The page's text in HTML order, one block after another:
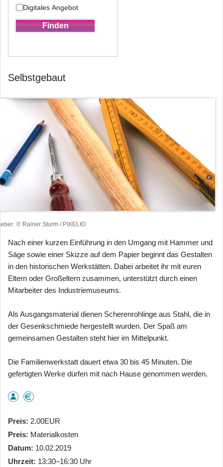
Digitales Angebot
Selbstgebaut
© Rainer Sturm / PIXELIO
Nach einer kurzen Einführung in den Umgang mit Hammer und
Säge sowie einer Skizze auf dem Papier beginnt das Gestalten
in den historischen Werkstätten. Dabei arbeitet ihr mit euren
Eltern oder Großeltern zusammen, unterstützt durch einen
Mitarbeiter des Industriemuseums.
Als Ausgangsmaterial dienen Scherenrohlinge aus Stahl, die in
der Gesenkschmiede hergestellt wurden. Der Spaß am
gemeinsamen Gestalten steht hier im Mittelpunkt.
Die Familienwerkstatt dauert etwa 30 bis 45 Minuten. Die
gefertigten Werke dürfen mit nach Hause genommen werden.
Preis 2.00EUR
Preis Materialkosten
Datum 10.02.2019
Uhrzeit 13:30–16:30 Uhr